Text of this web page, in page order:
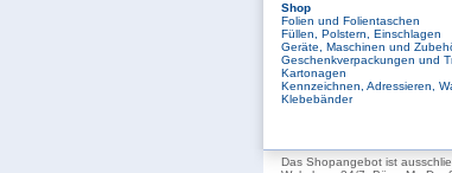
Shop
Folien und Folientaschen
Füllen, Polstern, Einschlagen
Geräte, Maschinen und
Geschenkverpackungen und
Kartonagen
Kennzeichnen, Adressieren,
Klebebänder
Das Shopangebot ist